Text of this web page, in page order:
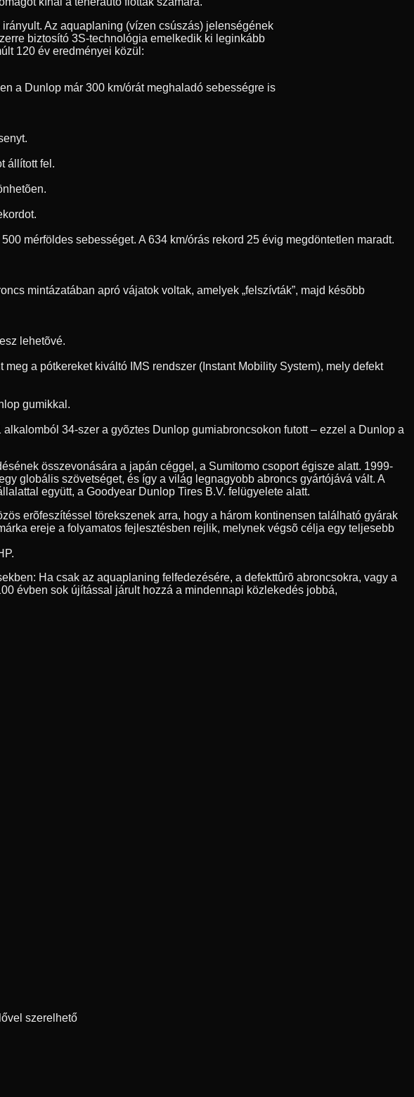
Az aquaplaning (vízen csúszás) jelenségének
biztosító 3S-technológia emelkedik ki leginkább
120 év eredményei közül:
a Dunlop már 300 km/órát meghaladó sebességre is
állított fel.
mérföldes sebességet. A 634 km/órás rekord 25 évig megdöntetlen maradt.
mintázatában apró vájatok voltak, amelyek „felszívták”, majd késõbb
lehetõvé.
a pótkereket kiváltó IMS rendszer (Instant Mobility System), mely defekt
gumikkal.
34-szer a gyõztes Dunlop gumiabroncsokon futott – ezzel a Dunlop a
összevonására a japán céggel, a Sumitomo csoport égisze alatt. 1999-
globális szövetséget, és így a világ legnagyobb abroncs gyártójává vált. A
együtt, a Goodyear Dunlop Tires B.V. felügyelete alatt.
erõfeszítéssel törekszenek arra, hogy a három kontinensen található gyárak
ereje a folyamatos fejlesztésben rejlik, melynek végsõ célja egy teljesebb
Ha csak az aquaplaning felfedezésére, a defekttûrõ abroncsokra, vagy a
évben sok újítással járult hozzá a mindennapi közlekedés jobbá,
szerelhető